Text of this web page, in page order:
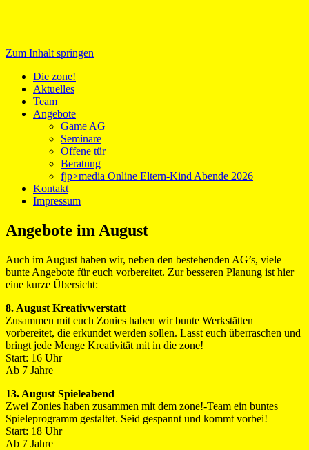
Medientreff zone!
Zum Inhalt springen
Die zone!
Aktuelles
Team
Angebote
Game AG
Seminare
Offene tür
Beratung
fjp>media Online Eltern-Kind Abende 2026
Kontakt
Impressum
Angebote im August
Auch im August haben wir, neben den bestehenden AG’s, viele
bunte Angebote für euch vorbereitet. Zur besseren Planung ist hier
eine kurze Übersicht:
8. August Kreativwerstatt
Zusammen mit euch Zonies haben wir bunte Werkstätten
vorbereitet, die erkundet werden sollen. Lasst euch überraschen und
bringt jede Menge Kreativität mit in die zone!
Start: 16 Uhr
Ab 7 Jahre
13. August Spieleabend
Zwei Zonies haben zusammen mit dem zone!-Team ein buntes
Spieleprogramm gestaltet. Seid gespannt und kommt vorbei!
Start: 18 Uhr
Ab 7 Jahre